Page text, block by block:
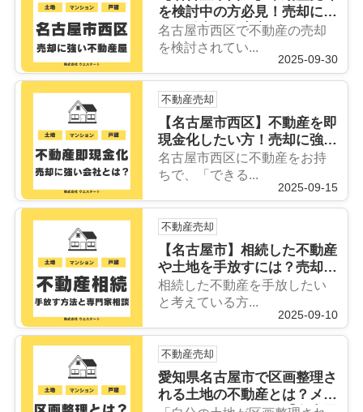
を検討中の方必見！売却に強
い不動産屋と安心ポイントを
紹介
名古屋市西区で不動産の売却
を検討されてい...
2025-09-30
不動産売却
【名古屋市西区】不動産を即
現金化したい方！売却に強い
不動産会社選びと早期売却の
ポイントをご紹介
名古屋市西区に不動産をお持
ちで、「できる...
2025-09-15
不動産売却
【名古屋市】相続した不動産
や土地を手放すには？売却や
相続放棄の基礎知識と注意点
も紹介
相続した不動産を手放したい
と考えている方...
2025-09-10
不動産売却
愛知県名古屋市で区画整理さ
れる土地の不動産とは？メリ